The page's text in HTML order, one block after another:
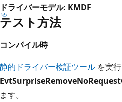
ドライバーモデル: KMDF
テスト方法
コンパイル時
静的ドライバー検証ツール を実行
ます。